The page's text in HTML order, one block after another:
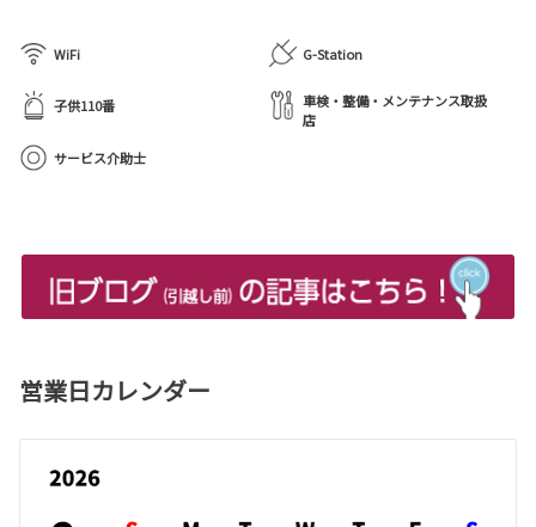
WiFi G-Station
子供110番
車検・整備・メンテナンス取扱
店
サービス介助士
営業日カレンダー